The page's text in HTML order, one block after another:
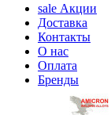
sale Акции
Доставка
Контакты
О нас
Оплата
Бренды